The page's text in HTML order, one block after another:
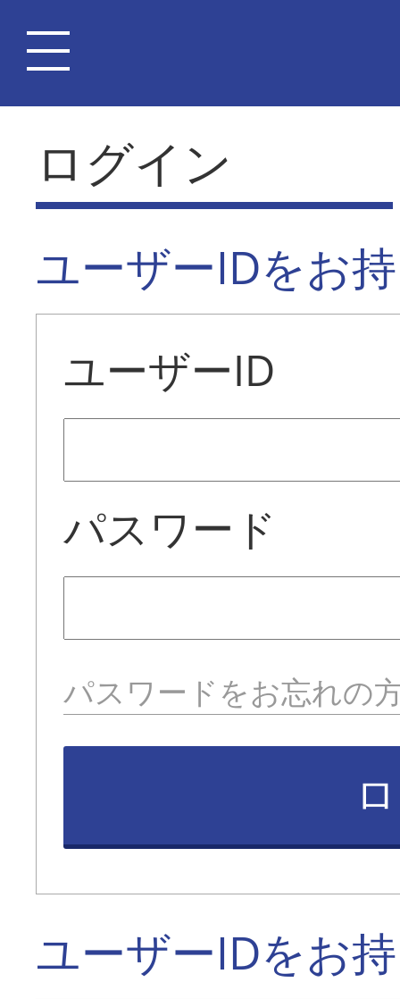
ログイン
ユーザーIDをお
ユーザーID
パスワード
パスワードをお忘れの
ユーザーIDをお